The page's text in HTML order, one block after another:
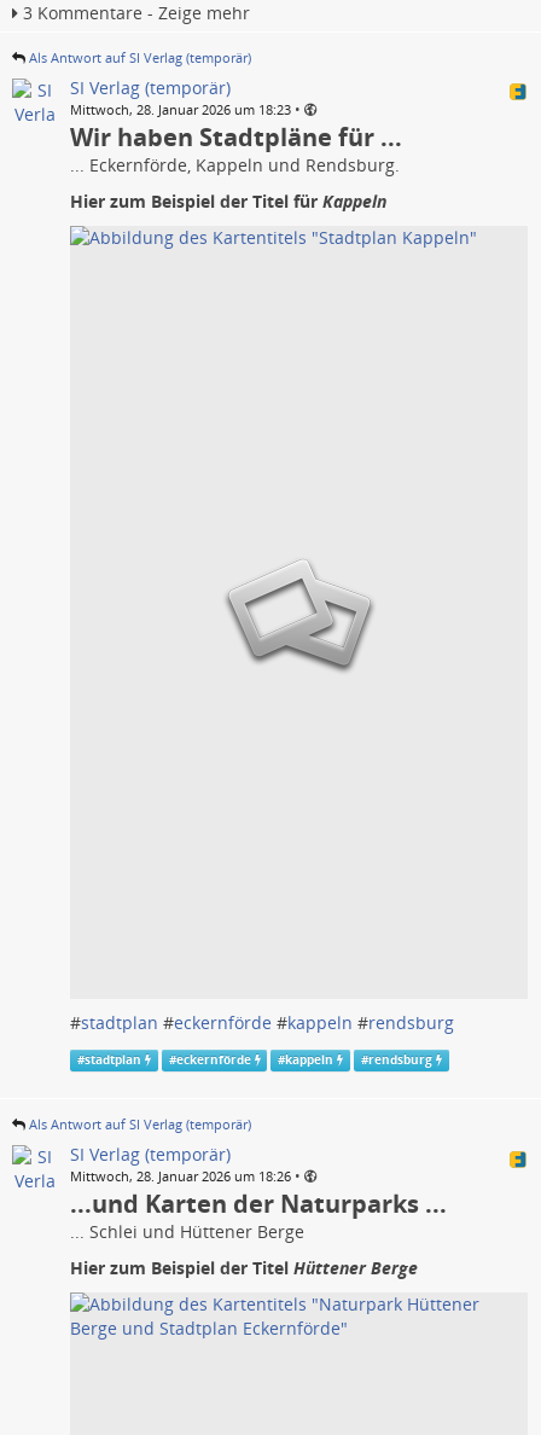
3 Kommentare - Zeige mehr
Als Antwort auf SI Verlag (temporär)
SI Verlag (temporär)
Mittwoch, 28. Januar 2026 um 18:23 •
Wir haben Stadtpläne für ...
... Eckernförde, Kappeln und Rendsburg.
Hier zum Beispiel der Titel für Kappeln
#stadtplan #eckernförde #kappeln #rendsburg
#stadtplan #eckernförde #kappeln #rendsburg
Als Antwort auf SI Verlag (temporär)
SI Verlag (temporär)
Mittwoch, 28. Januar 2026 um 18:26 •
...und Karten der Naturparks ...
... Schlei und Hüttener Berge
Hier zum Beispiel der Titel Hüttener Berge